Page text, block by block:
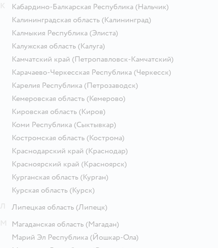
Кабардино-Балкарская Республика (Нальчик)
Калининградская область (Калининград)
Калмыкия Республика (Элиста)
Калужская область (Калуга)
Камчатский край (Петропавловск-Камчатский)
Карачаево-Черкесская Республика (Черкесск)
Карелия Республика (Петрозаводск)
Кемеровская область (Кемерово)
Кировская область (Киров)
Коми Республика (Сыктывкар)
Костромская область (Кострома)
Краснодарский край (Краснодар)
Красноярский край (Красноярск)
Курганская область (Курган)
Курская область (Курск)
Липецкая область (Липецк)
Магаданская область (Магадан)
Марий Эл Республика (Йошкар-Ола)